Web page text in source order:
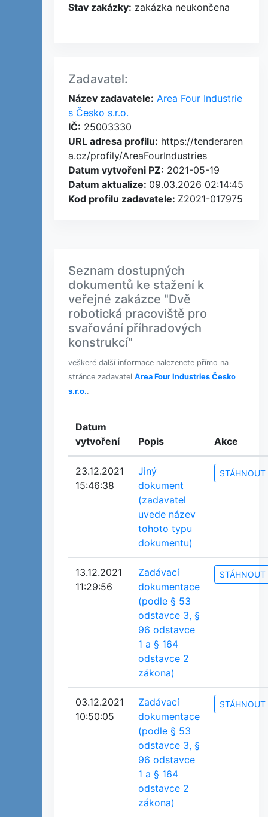
Stav zakázky: zakázka neukončena
Zadavatel:
Název zadavatele: Area Four Industrie
s Česko s.r.o.
IČ: 25003330
URL adresa profilu: https://tenderaren
a.cz/profily/AreaFourIndustries
Datum vytvořeni PZ: 2021-05-19
Datum aktualize: 09.03.2026 02:14:45
Kod profilu zadavatele: Z2021-017975
Seznam dostupných
dokumentů ke stažení k
veřejné zakázce "Dvě
robotická pracoviště pro
svařování příhradových
konstrukcí"
veškeré další informace nalezenete přímo na
stránce zadavatel Area Four Industries Česko
s.r.o..
Datum
vytvoření
Popis Akce
23.12.2021
15:46:38
Jiný
dokument
(zadavatel
uvede název
tohoto typu
dokumentu)
STÁHNOUT
13.12.2021
11:29:56
Zadávací
dokumentace
(podle § 53
odstavce 3, §
96 odstavce
1 a § 164
odstavce 2
zákona)
STÁHNOUT
03.12.2021
10:50:05
Zadávací
dokumentace
(podle § 53
odstavce 3, §
96 odstavce
1 a § 164
odstavce 2
zákona)
STÁHNOUT